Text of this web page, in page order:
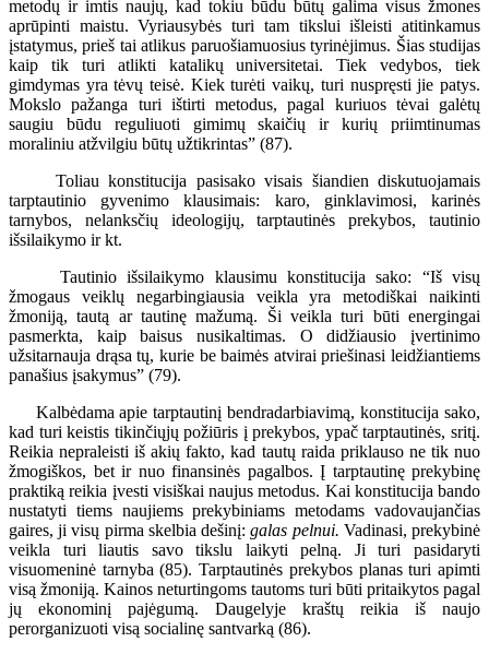
metodų ir imtis naujų, kad tokiu būdu būtų galima visus žmones
aprūpinti maistu. Vyriausybės turi tam tikslui išleisti atitinkamus
įstatymus, prieš tai atlikus paruošiamuosius tyrinėjimus. Šias studijas
kaip tik turi atlikti katalikų universitetai. Tiek vedybos, tiek
gimdymas yra tėvų teisė. Kiek turėti vaikų, turi nuspręsti jie patys.
Mokslo pažanga turi ištirti metodus, pagal kuriuos tėvai galėtų
saugiu būdu reguliuoti gimimų skaičių ir kurių priimtinumas
moraliniu atžvilgiu būtų užtikrintas” (87).
Toliau konstitucija pasisako visais šiandien diskutuojamais
tarptautinio gyvenimo klausimais: karo, ginklavimosi, karinės
tarnybos, nelanksčių ideologijų, tarptautinės prekybos, tautinio
išsilaikymo ir kt.
Tautinio išsilaikymo klausimu konstitucija sako: “Iš visų
žmogaus veiklų negarbingiausia veikla yra metodiškai naikinti
žmoniją, tautą ar tautinę mažumą. Ši veikla turi būti energingai
pasmerkta, kaip baisus nusikaltimas. O didžiausio įvertinimo
užsitarnauja drąsa tų, kurie be baimės atvirai priešinasi leidžiantiems
panašius įsakymus” (79).
Kalbėdama apie tarptautinį bendradarbiavimą, konstitucija sako,
kad turi keistis tikinčiųjų požiūris į prekybos, ypač tarptautinės, sritį.
Reikia nepraleisti iš akių fakto, kad tautų raida priklauso ne tik nuo
žmogiškos, bet ir nuo finansinės pagalbos. Į tarptautinę prekybinę
praktiką reikia įvesti visiškai naujus metodus. Kai konstitucija bando
nustatyti tiems naujiems prekybiniams metodams vadovaujančias
gaires, ji visų pirma skelbia dešinį:galas pelnui. Vadinasi, prekybinė
veikla turi liautis savo tikslu laikyti pelną. Ji turi pasidaryti
visuomeninė tarnyba (85). Tarptautinės prekybos planas turi apimti
visą žmoniją. Kainos neturtingoms tautoms turi būti pritaikytos pagal
jų ekonominį pajėgumą. Daugelyje kraštų reikia iš naujo
perorganizuoti visą socialinę santvarką (86).